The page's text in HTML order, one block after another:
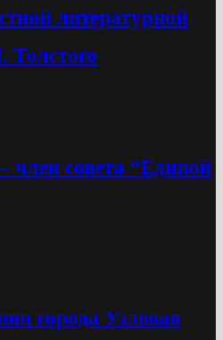
литературной
совета “Единой
города Узловая